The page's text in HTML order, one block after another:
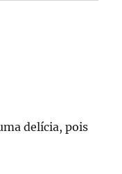
delícia, pois